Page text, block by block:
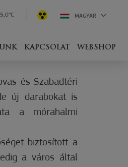
KAPCSOLAT WEBSHOP
MAGYAR
és Szabadtéri
új darabokat is
a mórahalmi
biztosított a
a város által